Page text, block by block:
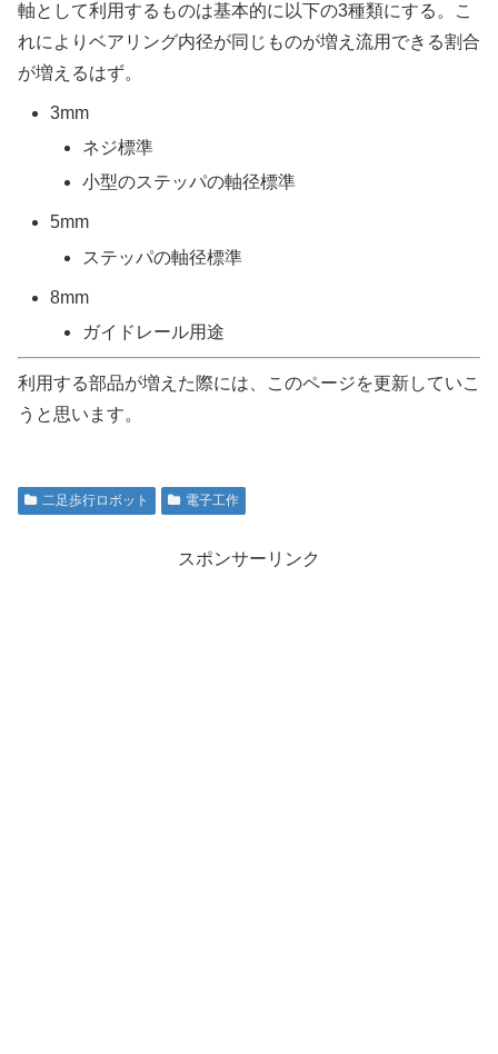
軸として利用するものは基本的に以下の3種類にする。こ
れによりベアリング内径が同じものが増え流用できる割合
が増えるはず。
3mm
ネジ標準
小型のステッパの軸径標準
5mm
ステッパの軸径標準
8mm
ガイドレール用途
利用する部品が増えた際には、このページを更新していこ
うと思います。
二足歩行ロボット 電子工作
スポンサーリンク